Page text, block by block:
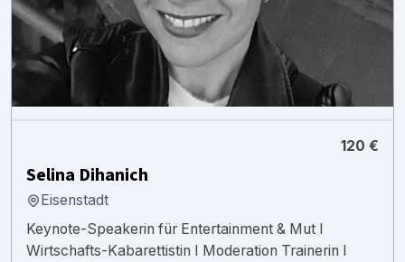
120 €
Selina Dihanich
Eisenstadt
Keynote-Speakerin für Entertainment & Mut I
Wirtschafts-Kabarettistin I Moderation Trainerin I